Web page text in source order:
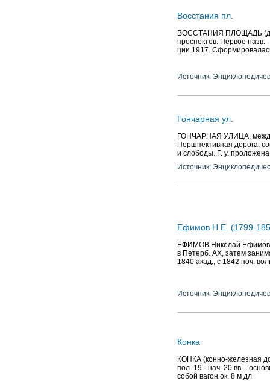
Восстания пл.
ВОССТАНИЯ ПЛОЩАДЬ (до
проспектов. Первое назв.
ции 1917.
Источник:
Гончарная ул.
ГОНЧАРНАЯ УЛИЦА, между
Першпективная дорога,
и слободы. Г. у.
Источник:
Ефимов Н.Е. (1799-
ЕФИМОВ Николай
в Петерб. АХ, затем
1840 акад., с 1842 поч.
Источник:
Конка
КОНКА (конно-железная
пол. 19 - нач. 20 вв. -
собой вагон ок. 8 м дл